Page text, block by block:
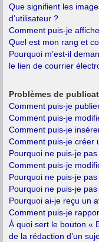
Que signifient les
d’utilisateur ?
Comment puis-je
Quel est mon rang et
Pourquoi m’est-il
le lien de courrier
Problèmes de
Comment puis-je
Comment puis-je
Comment puis-je
Comment puis-je créer
Pourquoi ne puis-je
Comment puis-je
Pourquoi ne puis-je
Pourquoi ne puis-je
Pourquoi ai-je reçu un
Comment puis-je
À quoi sert le bouton «
de la rédaction d’un